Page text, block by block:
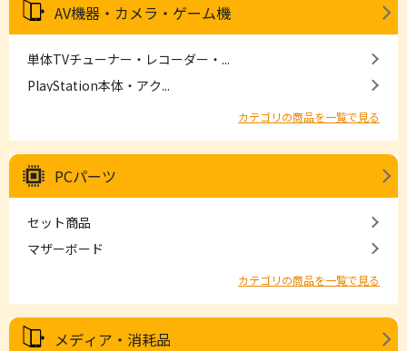
AV機器・カメラ・ゲーム機
単体TVチューナー・レコーダー・...
PlayStation本体・アク...
カテゴリの商品を一覧で見る
PCパーツ
セット商品
マザーボード
カテゴリの商品を一覧で見る
メディア・消耗品